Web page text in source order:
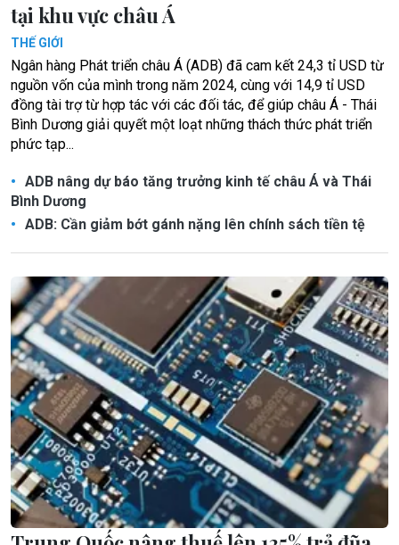
tại khu vực châu Á
THẾ GIỚI
Ngân hàng Phát triển châu Á (ADB) đã cam kết 24,3 tỉ USD từ
nguồn vốn của mình trong năm 2024, cùng với 14,9 tỉ USD
đồng tài trợ từ hợp tác với các đối tác, để giúp châu Á - Thái
Bình Dương giải quyết một loạt những thách thức phát triển
phức tạp...
ADB nâng dự báo tăng trưởng kinh tế châu Á và Thái
Bình Dương
ADB: Cần giảm bớt gánh nặng lên chính sách tiền tệ